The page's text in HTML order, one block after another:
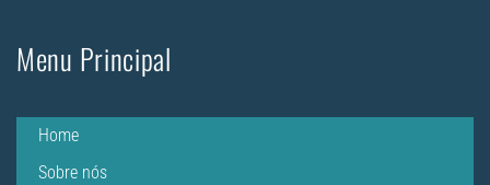
Menu Principal
Home
Sobre nós